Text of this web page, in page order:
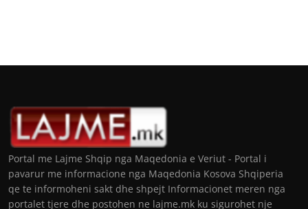
Portal me Lajme Shqip nga Maqedonia e Veriut - Portal i
pavarur me informacione nga Maqedonia Kosova Shqiperia
qe te informoheni sakt dhe shpejt Informacionet meren nga
portalet tjere dhe postohen ne lajme.mk ku sigurohet nje